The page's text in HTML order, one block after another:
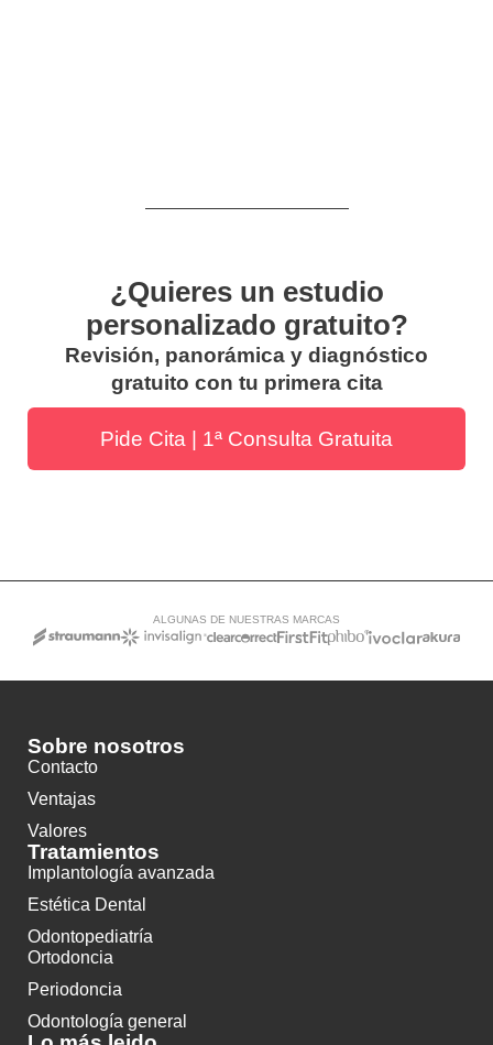
¿Quieres un estudio
personalizado gratuito?
Revisión, panorámica y diagnóstico
gratuito con tu primera cita
Pide Cita | 1ª Consulta Gratuita
ALGUNAS DE NUESTRAS MARCAS
Sobre nosotros
Contacto
Ventajas
Valores
Tratamientos
Implantología avanzada
Estética Dental
Odontopediatría
Ortodoncia
Periodoncia
Odontología general